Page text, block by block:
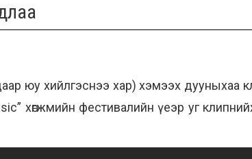
юу хийлгэснээ хар) хэмээх дууныхаа
хөгжмийн фестивалийн үеэр уг